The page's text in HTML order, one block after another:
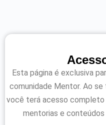
Esta página é exclusiva
comunidade Mentor. Ao se
você terá acesso completo
mentorias e conteúdos